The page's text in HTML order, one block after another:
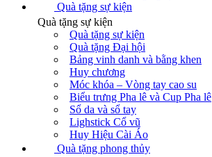
Quà tặng sự kiện
Quà tặng sự kiện
Quà tặng sự kiện
Quà tặng Đại hội
Bảng vinh danh và bằng khen
Huy chương
Móc khóa – Vòng tay cao su
Biểu trưng Pha lê và Cup Pha lê
Sổ da và sổ tay
Lighstick Cổ vũ
Huy Hiệu Cài Áo
Quà tặng phong thủy